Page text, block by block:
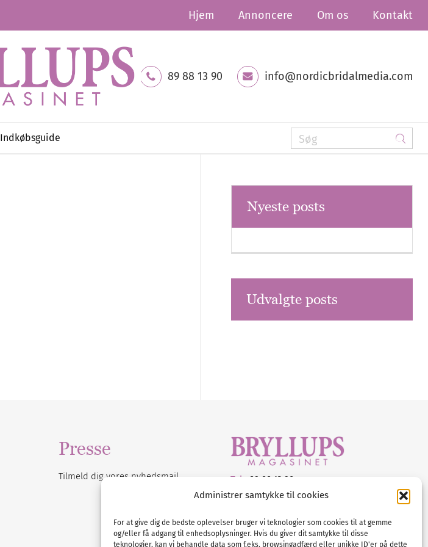
Administrer samtykke til cookies
For at give dig de bedste oplevelser bruger vi teknologier som cookies til at gemme
og/eller få adgang til enhedsoplysninger. Hvis du giver dit samtykke til disse
teknologier, kan vi behandle data som f.eks. browsingadfærd eller unikke ID'er på dette
Hjem Annoncere Om os Kontakt
89 88 13 90 info@nordicbridalmedia.com
Indkøbsguide
Nyeste posts
Udvalgte posts
Presse
Tilmeld dig vores nyhedsmail Tel :
89 88 13 90
E-post:info@nordicbridalmedia.com
© All rights reserved.
Org.nr: DK34787271